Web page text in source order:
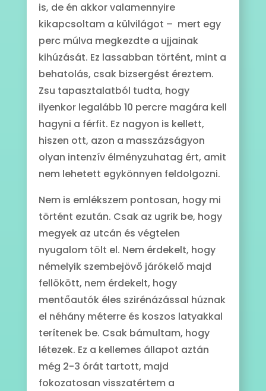
is, de én akkor valamennyire
kikapcsoltam a külvilágot – mert egy
perc múlva megkezdte a ujjainak
kihúzását. Ez lassabban történt, mint a
behatolás, csak bizsergést éreztem.
Zsu tapasztalatból tudta, hogy
ilyenkor legalább 10 percre magára kell
hagyni a férfit. Ez nagyon is kellett,
hiszen ott, azon a masszázságyon
olyan intenzív élményzuhatag ért, amit
nem lehetett egykönnyen feldolgozni.
Nem is emlékszem pontosan, hogy mi
történt ezután. Csak az ugrik be, hogy
megyek az utcán és végtelen
nyugalom tölt el. Nem érdekelt, hogy
némelyik szembejövő járókelő majd
fellökött, nem érdekelt, hogy
mentőautók éles szirénázással húznak
el néhány méterre és koszos latyakkal
terítenek be. Csak bámultam, hogy
létezek. Ez a kellemes állapot aztán
még 2-3 órát tartott, majd
fokozatosan visszatértem a